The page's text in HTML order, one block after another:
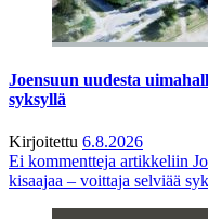
Joensuun uudesta
syksyllä
Kirjoitettu 6.8.2026
Ei kommentteja artikkeliin
kisaajaa – voittaja selviää